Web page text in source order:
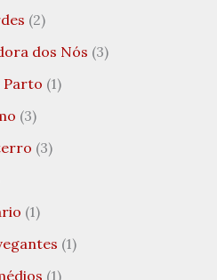
(2)
dos Nós (3)
Parto (1)
(3)
(3)
(1)
(1)
(1)